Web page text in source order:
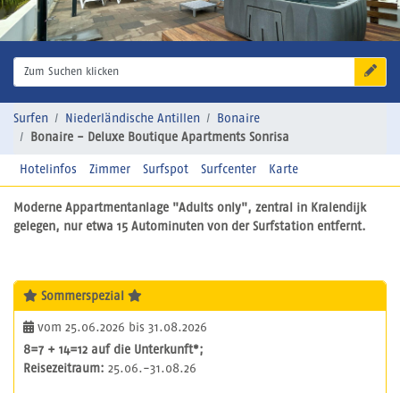
Zum Suchen klicken
Surfen Niederländische Antillen
Bonaire
Bonaire - Deluxe Boutique Apartments Sonrisa
Hotelinfos Zimmer Surfspot Surfcenter Karte
Moderne Appartmentanlage "Adults only", zentral in Kralendijk
gelegen, nur etwa 15 Autominuten von der Surfstation entfernt.
Sommerspezial
vom 25.06.2026 bis 31.08.2026
8=7 + 14=12 auf die Unterkunft*;
Reisezeitraum: 25.06.-31.08.26